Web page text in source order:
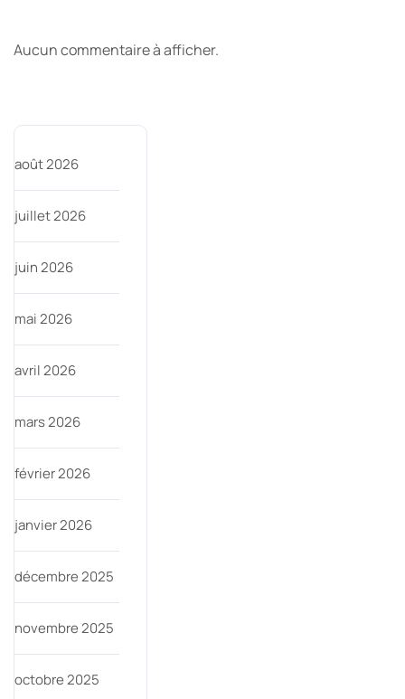
Aucun commentaire à afficher.
août 2026
juillet 2026
juin 2026
mai 2026
avril 2026
mars 2026
février 2026
janvier 2026
décembre 2025
novembre 2025
octobre 2025